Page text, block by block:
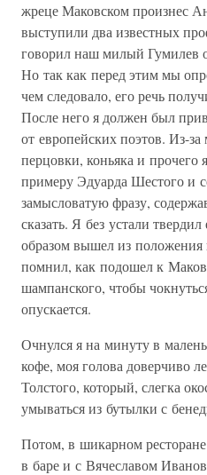
жреце Маковском произнес
выступили два известных
говорил наш милый Гумилев
Но так как перед этим мы
чем следовало, его речь
После него я должен был
от европейских поэтов. Из-
перцовки, коньяка и прочего
примеру Эдуарда Шестого и
замысловатую фразу,
сказать. Я без устали
образом вышел из положения
помнил, как подошел к
шампанского, чтобы
опускается.
Очнулся я на минуту в
кофе, моя голова доверчиво
Толстого, который, слегка
умываться из бутылки с
Потом, в шикарном
в баре и с Вячеславом